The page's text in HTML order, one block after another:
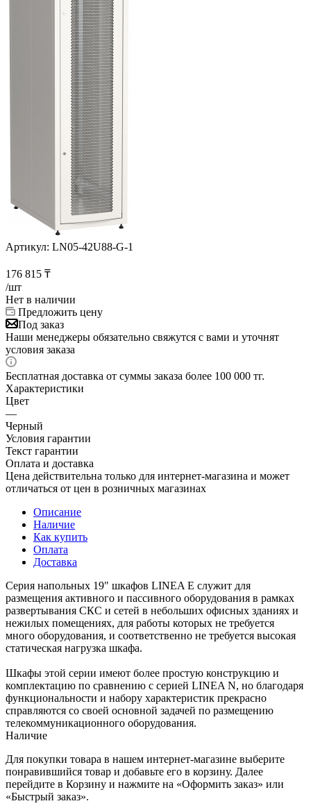
Артикул: LN05-42U88-G-1
176 815 ₸
/шт
Нет в наличии
Предложить цену
Под заказ
Наши менеджеры обязательно свяжутся с вами и уточнят
условия заказа
Бесплатная доставка от суммы заказа более 100 000 тг.
Характеристики
Цвет
—
Черный
Условия гарантии
Текст гарантии
Оплата и доставка
Цена действительна только для интернет-магазина и может
отличаться от цен в розничных магазинах
Описание
Наличие
Как купить
Оплата
Доставка
Серия напольных 19" шкафов LINEA E служит для
размещения активного и пассивного оборудования в рамках
развертывания СКС и сетей в небольших офисных зданиях и
нежилых помещениях, для работы которых не требуется
много оборудования, и соответственно не требуется высокая
статическая нагрузка шкафа.
Шкафы этой серии имеют более простую конструкцию и
комплектацию по сравнению с серией LINEA N, но благодаря
функциональности и набору характеристик прекрасно
справляются со своей основной задачей по размещению
телекоммуникационного оборудования.
Наличие
Для покупки товара в нашем интернет-магазине выберите
понравившийся товар и добавьте его в корзину. Далее
перейдите в Корзину и нажмите на «Оформить заказ» или
«Быстрый заказ».